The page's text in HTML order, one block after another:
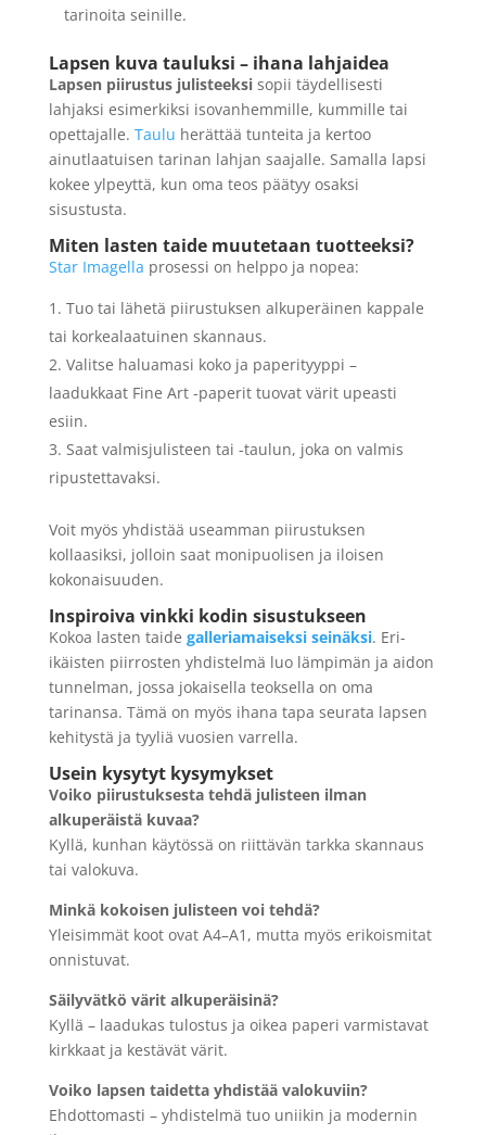
tarinoita seinille.
Lapsen kuva tauluksi – ihana lahjaidea
Lapsen piirustus julisteeksisopii täydellisesti
lahjaksi esimerkiksi isovanhemmille, kummille tai
opettajalle. Taulu herättää tunteita ja kertoo
ainutlaatuisen tarinan lahjan saajalle. Samalla lapsi
kokee ylpeyttä, kun oma teos päätyy osaksi
sisustusta.
Miten lasten taide muutetaan tuotteeksi?
Star Imagella prosessi on helppo ja nopea:
Tuo tai lähetä piirustuksen alkuperäinen kappale
tai korkealaatuinen skannaus.
Valitse haluamasi koko ja paperityyppi –
laadukkaat Fine Art -paperit tuovat värit upeasti
esiin.
Saat valmisjulisteen tai -taulun, joka on valmis
ripustettavaksi.
Voit myös yhdistää useamman piirustuksen
kollaasiksi, jolloin saat monipuolisen ja iloisen
kokonaisuuden.
Inspiroiva vinkki kodin sisustukseen
Kokoa lasten taide galleriamaiseksi seinäksi. Eri-
ikäisten piirrosten yhdistelmä luo lämpimän ja aidon
tunnelman, jossa jokaisella teoksella on oma
tarinansa. Tämä on myös ihana tapa seurata lapsen
kehitystä ja tyyliä vuosien varrella.
Usein kysytyt kysymykset
Voiko piirustuksesta tehdä julisteen ilman
alkuperäistä kuvaa?
Kyllä, kunhan käytössä on riittävän tarkka skannaus
tai valokuva.
Minkä kokoisen julisteen voi tehdä?
Yleisimmät koot ovat A4–A1, mutta myös erikoismitat
onnistuvat.
Säilyvätkö värit alkuperäisinä?
Kyllä – laadukas tulostus ja oikea paperi varmistavat
kirkkaat ja kestävät värit.
Voiko lapsen taidetta yhdistää valokuviin?
Ehdottomasti – yhdistelmä tuo uniikin ja modernin